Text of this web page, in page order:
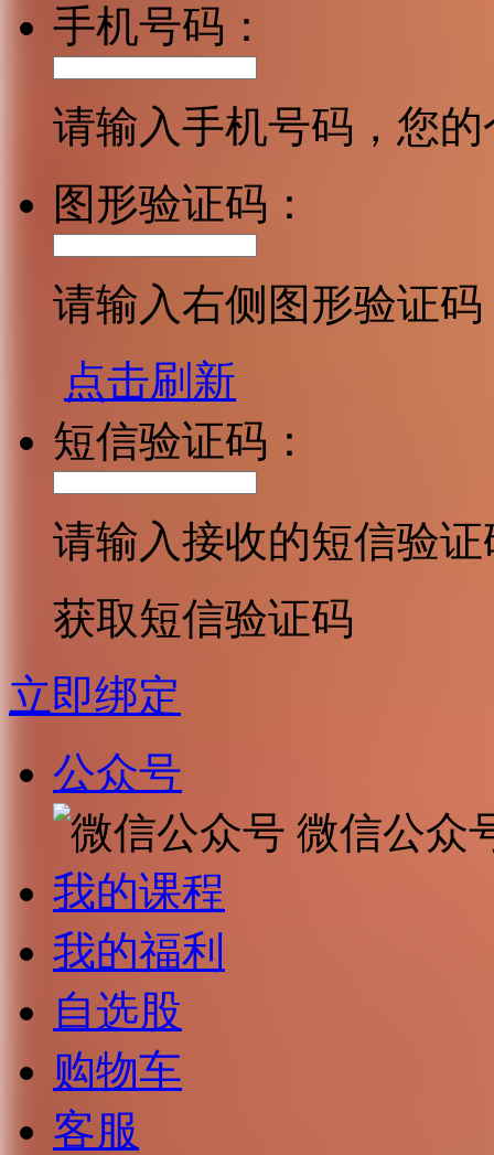
手机号码：
请输入手机号码，您
图形验证码：
请输入右侧图形验证码
点击刷新
短信验证码：
请输入接收的短信验证
获取短信验证码
立即绑定
公众号
微信公众
我的课程
我的福利
自选股
购物车
客服